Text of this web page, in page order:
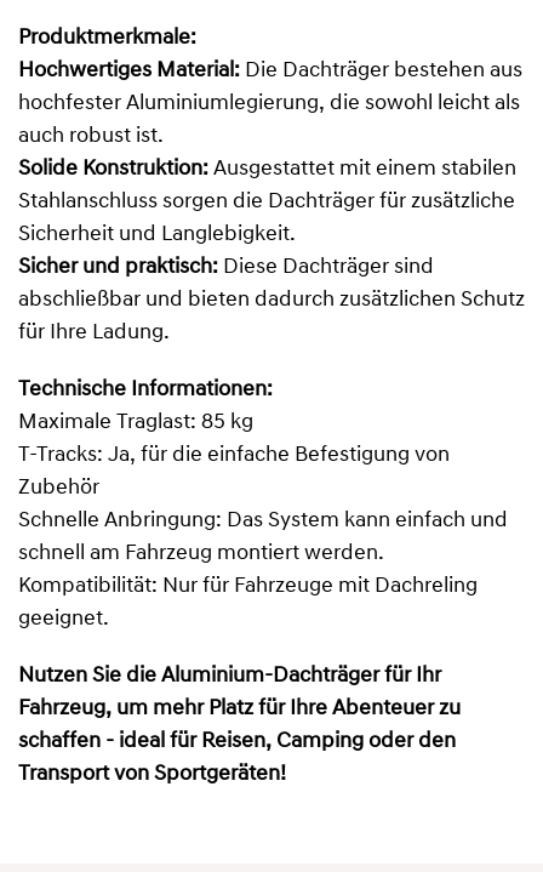
Produktmerkmale:
Hochwertiges Material: Die Dachträger bestehen aus
hochfester Aluminiumlegierung, die sowohl leicht als
auch robust ist.
Solide Konstruktion: Ausgestattet mit einem stabilen
Stahlanschluss sorgen die Dachträger für zusätzliche
Sicherheit und Langlebigkeit.
Sicher und praktisch: Diese Dachträger sind
abschließbar und bieten dadurch zusätzlichen Schutz
für Ihre Ladung.
Technische Informationen:
Maximale Traglast: 85 kg
T-Tracks: Ja, für die einfache Befestigung von
Zubehör
Schnelle Anbringung: Das System kann einfach und
schnell am Fahrzeug montiert werden.
Kompatibilität: Nur für Fahrzeuge mit Dachreling
geeignet.
Nutzen Sie die Aluminium-Dachträger für Ihr
Fahrzeug, um mehr Platz für Ihre Abenteuer zu
schaffen - ideal für Reisen, Camping oder den
Transport von Sportgeräten!